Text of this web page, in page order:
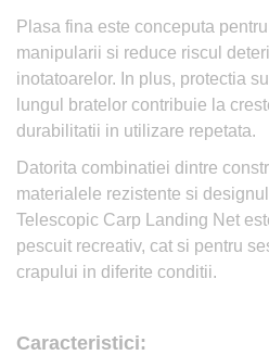
Plasa fina este conceputa
manipularii si reduce riscul
inotatoarelor. In plus, protectia
lungul bratelor contribuie la
durabilitatii in utilizare repetata.
Datorita combinatiei dintre
materialele rezistente si
Telescopic Carp Landing Net
pescuit recreativ, cat si pentru
crapului in diferite conditii.
Caracteristici: